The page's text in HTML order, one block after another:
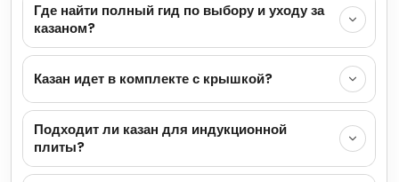
Где найти полный гид по выбору и уходу за
казаном?
Казан идет в комплекте с крышкой?
Подходит ли казан для индукционной
плиты?